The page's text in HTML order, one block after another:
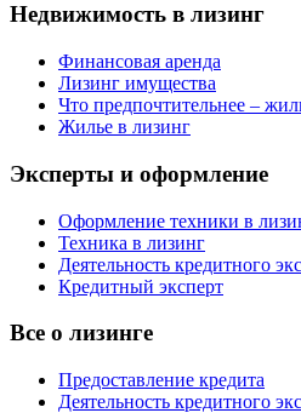
Недвижимость в лизинг
Финансовая аренда
Лизинг имущества
Что предпочтительнее –
Жилье в лизинг
Эксперты и оформление
Оформление техники в
Техника в лизинг
Деятельность кредитного
Кредитный эксперт
Все о лизинге
Предоставление кредита
Деятельность кредитного